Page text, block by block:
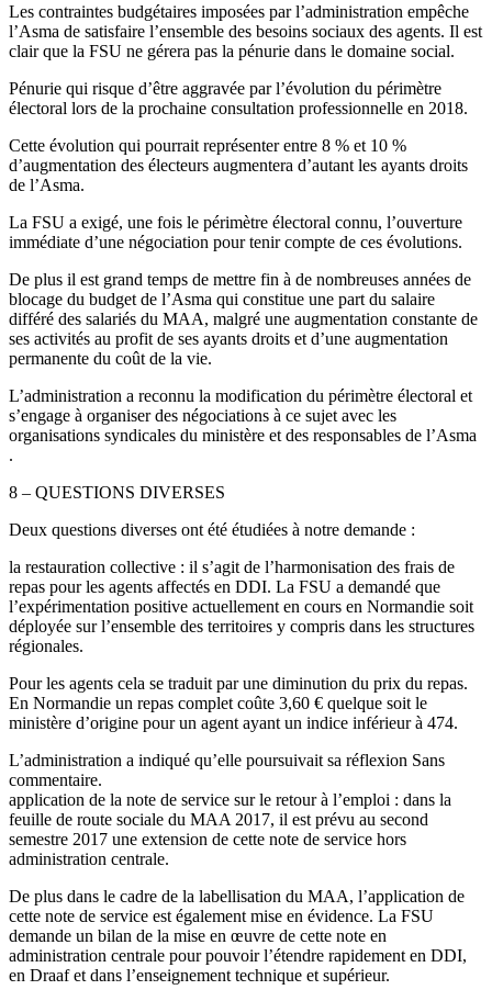
Les contraintes budgétaires imposées par l’administration empêche
l’Asma de satisfaire l’ensemble des besoins sociaux des agents. Il est
clair que la FSU ne gérera pas la pénurie dans le domaine social.
Pénurie qui risque d’être aggravée par l’évolution du périmètre
électoral lors de la prochaine consultation professionnelle en 2018.
Cette évolution qui pourrait représenter entre 8 % et 10 %
d’augmentation des électeurs augmentera d’autant les ayants droits
de l’Asma.
La FSU a exigé, une fois le périmètre électoral connu, l’ouverture
immédiate d’une négociation pour tenir compte de ces évolutions.
De plus il est grand temps de mettre fin à de nombreuses années de
blocage du budget de l’Asma qui constitue une part du salaire
différé des salariés du MAA, malgré une augmentation constante de
ses activités au profit de ses ayants droits et d’une augmentation
permanente du coût de la vie.
L’administration a reconnu la modification du périmètre électoral et
s’engage à organiser des négociations à ce sujet avec les
organisations syndicales du ministère et des responsables de l’Asma
.
8 – QUESTIONS DIVERSES
Deux questions diverses ont été étudiées à notre demande :
la restauration collective : il s’agit de l’harmonisation des frais de
repas pour les agents affectés en DDI. La FSU a demandé que
l’expérimentation positive actuellement en cours en Normandie soit
déployée sur l’ensemble des territoires y compris dans les structures
régionales.
Pour les agents cela se traduit par une diminution du prix du repas.
En Normandie un repas complet coûte 3,60 € quelque soit le
ministère d’origine pour un agent ayant un indice inférieur à 474.
L’administration a indiqué qu’elle poursuivait sa réflexion Sans
commentaire.
application de la note de service sur le retour à l’emploi : dans la
feuille de route sociale du MAA 2017, il est prévu au second
semestre 2017 une extension de cette note de service hors
administration centrale.
De plus dans le cadre de la labellisation du MAA, l’application de
cette note de service est également mise en évidence. La FSU
demande un bilan de la mise en œuvre de cette note en
administration centrale pour pouvoir l’étendre rapidement en DDI,
en Draaf et dans l’enseignement technique et supérieur.